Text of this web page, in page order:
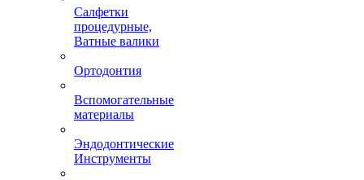
Салфетки
процедурные,
Ватные валики
Ортодонтия
Вспомогательные
материалы
Эндодонтические
Инструменты